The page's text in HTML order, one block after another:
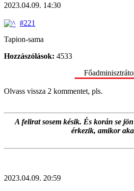
2023.04.09. 14:30
#221
Tapion-sama
Hozzászólások: 4533
Olvass vissza 2 kommentet, pls.
A felirat sosem késik. És korán se
érkezik, amikor
2023.04.09. 20:59